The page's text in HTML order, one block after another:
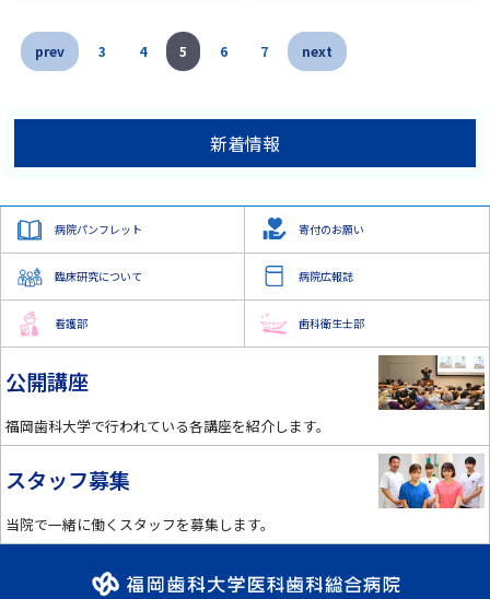
prev 3 4 5 6 7 next
新着情報
病院パンフレット 寄付のお願い
臨床研究について 病院広報誌
看護部 歯科衛生士部
公開講座
福岡歯科大学で行われている各講座を紹介します。
スタッフ募集
当院で一緒に働くスタッフを募集します。